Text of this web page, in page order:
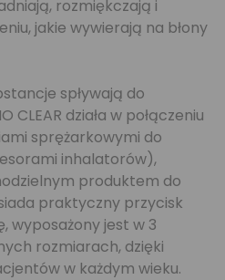
rozmiękczają i
jakie wywierają na błony
spływają do
CLEAR działa w połączeniu
sprężarkowymi do
inhalatorów),
produktem do
praktyczny przycisk
wyposażony jest w 3
rozmiarach, dzięki
w każdym wieku.